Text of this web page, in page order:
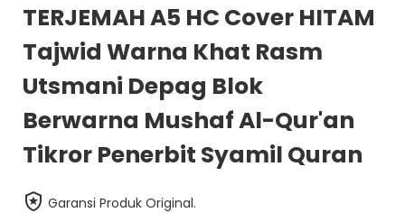
TERJEMAH A5 HC Cover HITAM
Tajwid Warna Khat Rasm
Utsmani Depag Blok
Berwarna Mushaf Al-Qur'an
Tikror Penerbit Syamil Quran
Garansi Produk Original.